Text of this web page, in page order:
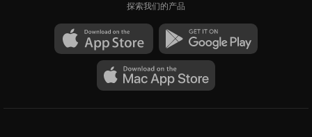
探索我们的产品